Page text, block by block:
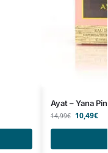
Ayat – Yana
14,99€ 10,49€